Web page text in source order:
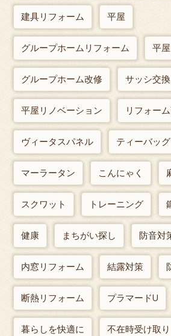
建具リフォーム 平屋
グループホームリフォーム 平
グループホーム改修 サッシ交換
平屋リノベーション リフォー
ヴィータスパネル ティーバッグ
マーラータン こんにゃく
スクワット トレーニング
健康 まちがい探し 防音対
内窓リフォーム 結露対策
断熱リフォーム プラマードU
暮らしを快適に 不在時受け取り